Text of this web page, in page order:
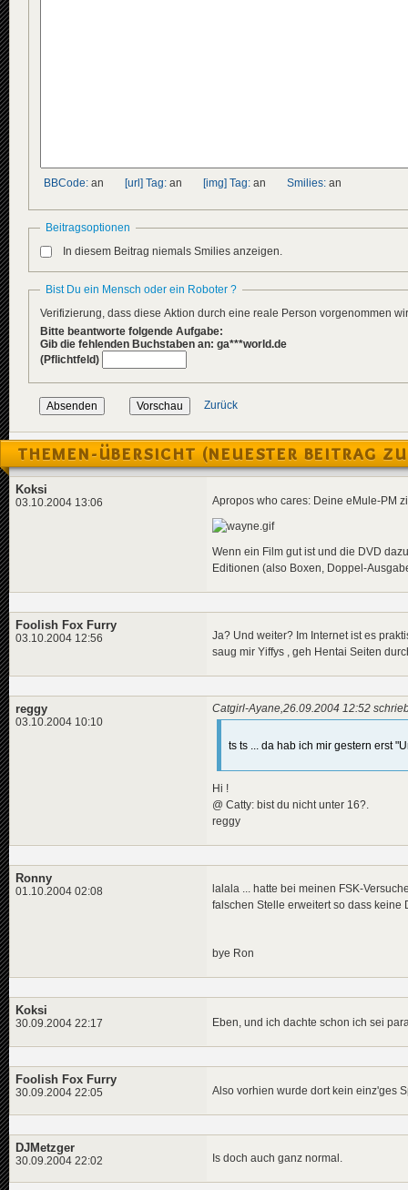
BBCode: an [url] Tag: an [img] Tag: an Smilies: an
Beitragsoptionen
In diesem Beitrag niemals Smilies anzeigen.
Bist Du ein Mensch oder ein Roboter ?
Verifizierung, dass diese Aktion durch eine reale Person vorgenommen
Bitte beantworte folgende Aufgabe:
Gib die fehlenden Buchstaben an: ga***world.de
(Pflichtfeld)
Zurück
THEMEN-ÜBERSICHT (NEUESTER BEITRAG
Koksi
03.10.2004 13:06 Apropos who cares: Deine eMule-PM
Wenn ein Film gut ist und die DVD
Editionen (also Boxen, Doppel-
Foolish Fox Furry
03.10.2004 12:56
Ja? Und weiter? Im Internet ist es
saug mir Yiffys , geh Hentai Seiten
reggy
03.10.2004 10:10
Catgirl-Ayane,26.09.2004 12:52
ts ts ... da hab ich mir gestern erst
Hi !
@ Catty: bist du nicht unter 16?.
reggy
Ronny
01.10.2004 02:08
lalala ... hatte bei meinen FSK-
falschen Stelle erweitert so dass keine
bye Ron
Koksi
30.09.2004 22:17 Eben, und ich dachte schon ich sei
Foolish Fox Furry
30.09.2004 22:05 Also vorhien wurde dort kein einz'ges
DJMetzger
30.09.2004 22:02 Is doch auch ganz normal.